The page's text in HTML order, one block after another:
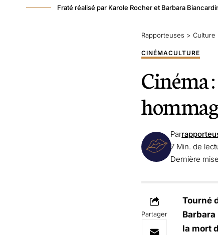
Fraté réalisé par Karole Rocher et Barbara
Rapporteuses > Culture
CINÉMACULTURE
Cinéma
Dernière
Par
7 Min. de
Partager
Tourné
la mort